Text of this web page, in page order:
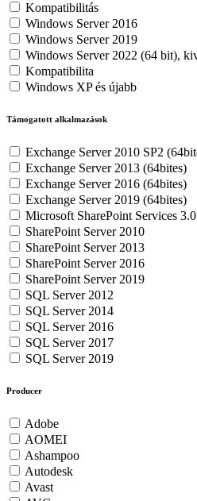
Kompatibilitás
Windows Server 2016
Windows Server 2019
Windows Server 2022 (64 bit),
Kompatibilita
Windows XP és újabb
Támogatott alkalmazások
Exchange Server 2010 SP2
Exchange Server 2013 (64bites)
Exchange Server 2016 (64bites)
Exchange Server 2019 (64bites)
Microsoft SharePoint Services 3.0
SharePoint Server 2010
SharePoint Server 2013
SharePoint Server 2016
SharePoint Server 2019
SQL Server 2012
SQL Server 2014
SQL Server 2016
SQL Server 2017
SQL Server 2019
Producer
Adobe
AOMEI
Ashampoo
Autodesk
Avast